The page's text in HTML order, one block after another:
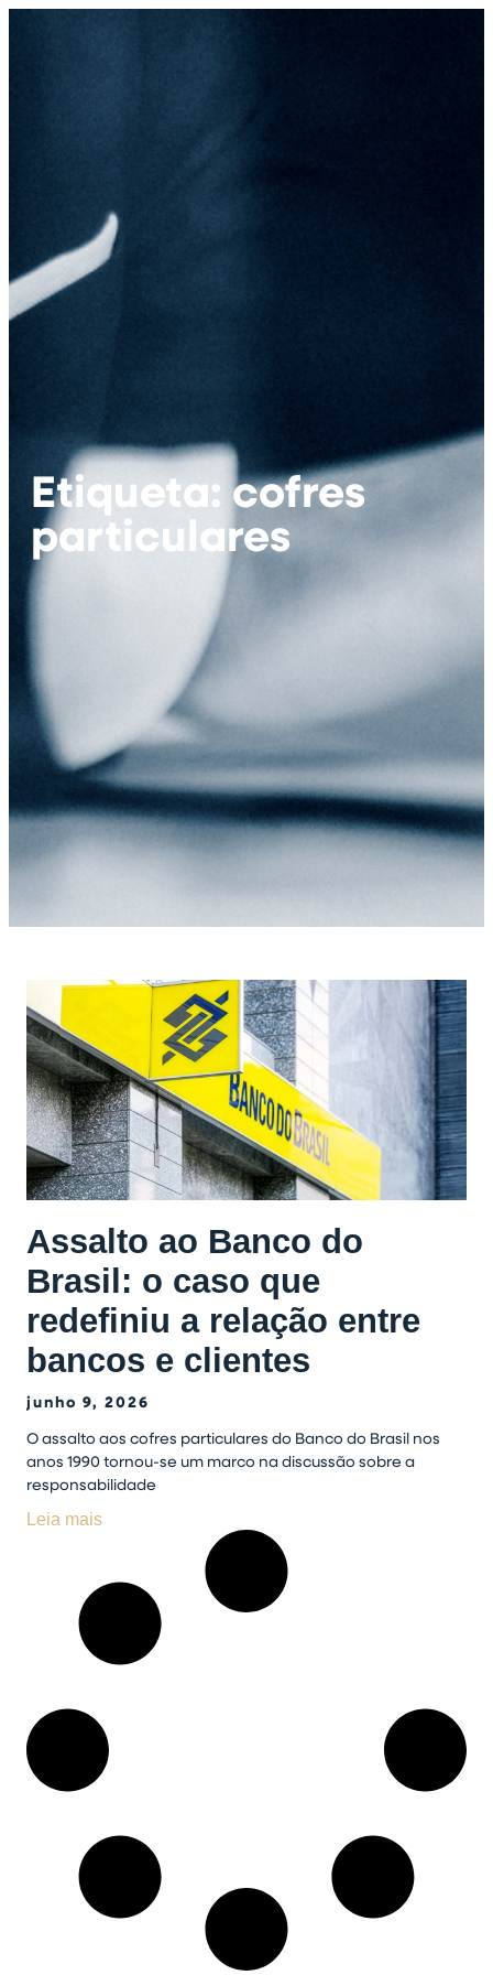
Etiqueta: cofres
particulares
Assalto ao Banco do
Brasil: o caso que
redefiniu a relação entre
bancos e clientes
junho 9, 2026
O assalto aos cofres particulares do Banco do Brasil nos
anos 1990 tornou-se um marco na discussão sobre a
responsabilidade
Leia mais